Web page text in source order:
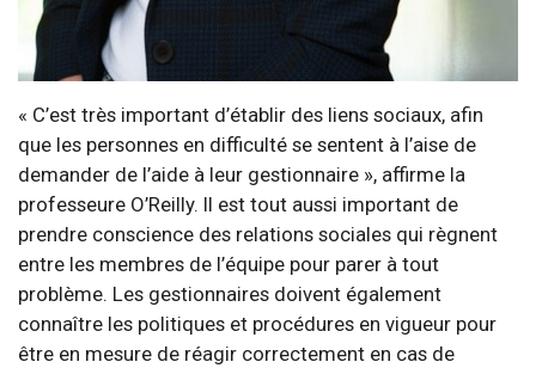
« C’est très important d’établir des liens sociaux, afin
que les personnes en difficulté se sentent à l’aise de
demander de l’aide à leur gestionnaire », affirme la
professeure O’Reilly. Il est tout aussi important de
prendre conscience des relations sociales qui règnent
entre les membres de l’équipe pour parer à tout
problème. Les gestionnaires doivent également
connaître les politiques et procédures en vigueur pour
être en mesure de réagir correctement en cas de